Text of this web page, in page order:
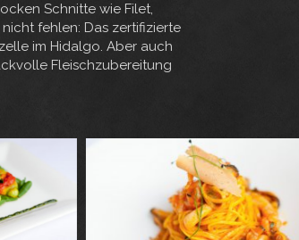
Schnitte wie Filet,
fehlen: Das zertifizierte
im Hidalgo. Aber auch
Fleischzubereitung